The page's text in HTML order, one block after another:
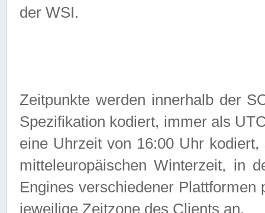
der WSI.
Zeitpunkte werden innerhalb der
Spezifikation kodiert, immer als
eine Uhrzeit von 16:00 Uhr
mitteleuropäischen Winterzeit, in
Engines verschiedener
jeweilige Zeitzone des Clients an.